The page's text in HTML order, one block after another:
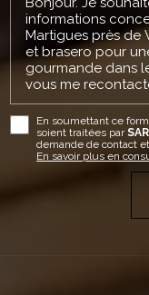
En soumettant ce
soient traitées par
demande de contact
En savoir plus en